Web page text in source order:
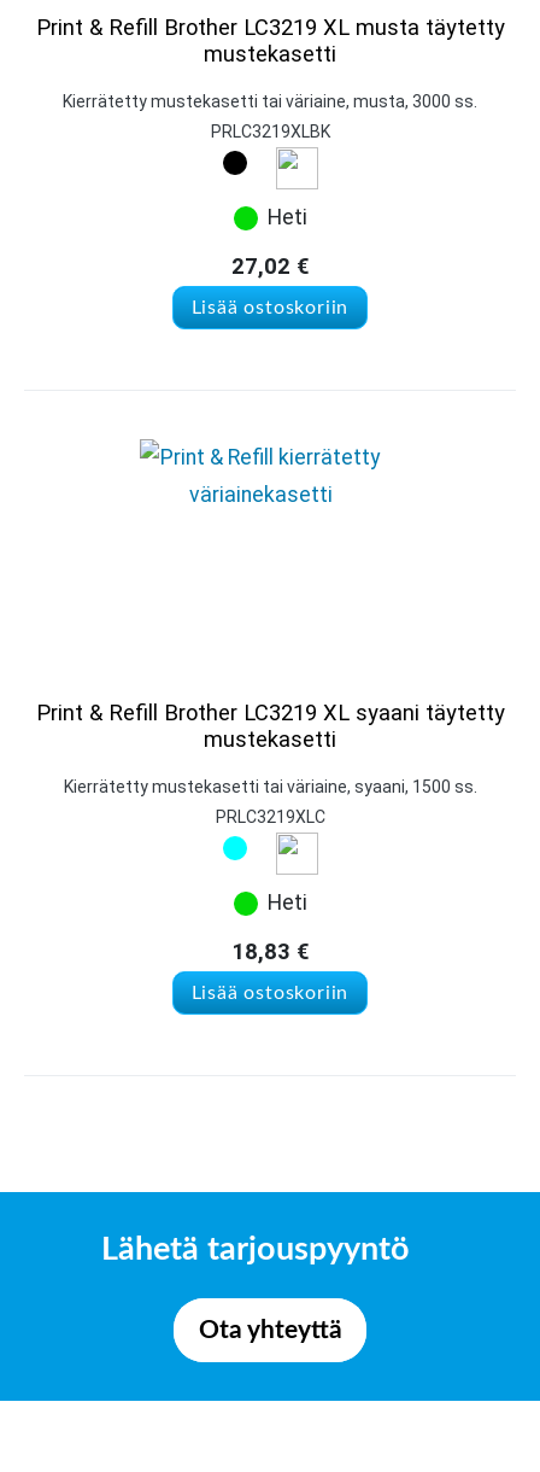
Print & Refill Brother LC3219 XL musta täytetty
mustekasetti
Kierrätetty mustekasetti tai väriaine, musta, 3000 ss.
PRLC3219XLBK
Heti
27,02 €
Lisää ostoskoriin
Print & Refill Brother LC3219 XL syaani täytetty
mustekasetti
Kierrätetty mustekasetti tai väriaine, syaani, 1500 ss.
PRLC3219XLC
Heti
18,83 €
Lisää ostoskoriin
Lähetä tarjouspyyntö
Ota yhteyttä